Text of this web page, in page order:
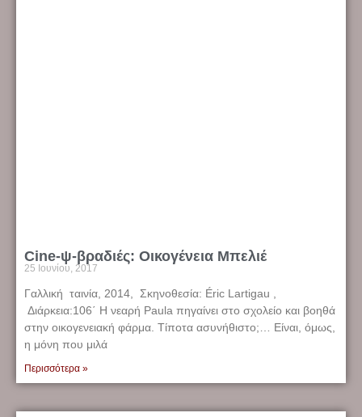
Cine-ψ-βραδιές: Οικογένεια Μπελιέ
25 Ιουνίου, 2017
Γαλλική ταινία, 2014, Σκηνοθεσία: Éric Lartigau ,
Διάρκεια:106΄ Η νεαρή Paula πηγαίνει στο σχολείο και βοηθά
στην οικογενειακή φάρμα. Τίποτα ασυνήθιστο;… Είναι, όμως,
η μόνη που μιλά
Περισσότερα »